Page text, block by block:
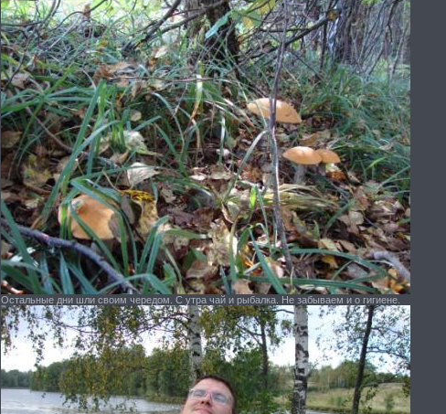
Остальные дни шли своим чередом. С утра чай и рыбалка. Не забываем и о гигиене.